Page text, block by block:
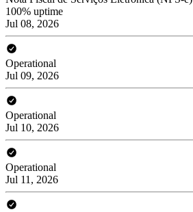
100% uptime
Jul 08, 2026
Operational
Jul 09, 2026
Operational
Jul 10, 2026
Operational
Jul 11, 2026